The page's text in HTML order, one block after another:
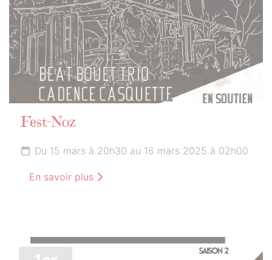
Fest-Noz
Du 15 mars à 20h30 au 16 mars 2025 à 02h00
En savoir plus